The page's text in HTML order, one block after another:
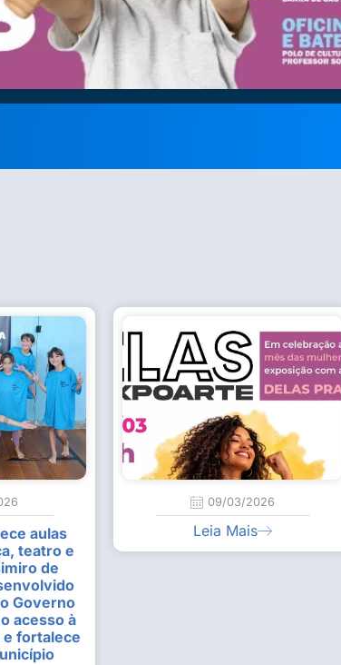
experiência artística em visita guiada à
em Rio Dourado
aulas
teatro e
de
Governo
acesso à
fortalece
09/03/2026
Leia Mais